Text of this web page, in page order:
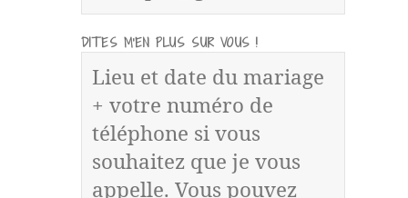
DITES M'EN PLUS SUR VOUS !